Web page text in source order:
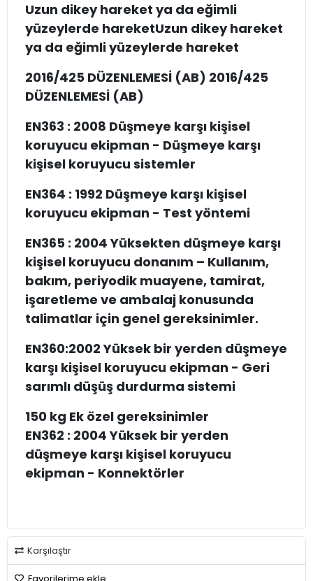
Uzun dikey hareket ya da eğimli
yüzeylerde hareketUzun dikey hareket
ya da eğimli yüzeylerde hareket
2016/425 DÜZENLEMESİ (AB) 2016/425
DÜZENLEMESİ (AB)
EN363 : 2008 Düşmeye karşı kişisel
koruyucu ekipman - Düşmeye karşı
kişisel koruyucu sistemler
EN364 : 1992 Düşmeye karşı kişisel
koruyucu ekipman - Test yöntemi
EN365 : 2004 Yüksekten düşmeye karşı
kişisel koruyucu donanım – Kullanım,
bakım, periyodik muayene, tamirat,
işaretleme ve ambalaj konusunda
talimatlar için genel gereksinimler.
EN360:2002 Yüksek bir yerden düşmeye
karşı kişisel koruyucu ekipman - Geri
sarımlı düşüş durdurma sistemi
150 kg Ek özel gereksinimler
EN362 : 2004 Yüksek bir yerden
düşmeye karşı kişisel koruyucu
ekipman - Konnektörler
Karşılaştır